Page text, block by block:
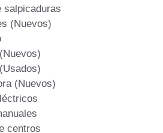
salpicaduras
(Nuevos)
(Nuevos)
centros